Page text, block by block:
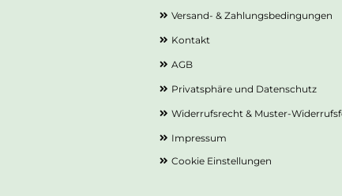
Versand- & Zahlungsbedingungen
Kontakt
AGB
Privatsphäre und Datenschutz
Widerrufsrecht & Muster-
Impressum
Cookie Einstellungen